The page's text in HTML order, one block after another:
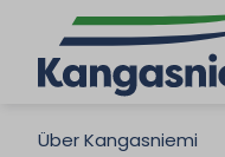
Über Kangasniemi